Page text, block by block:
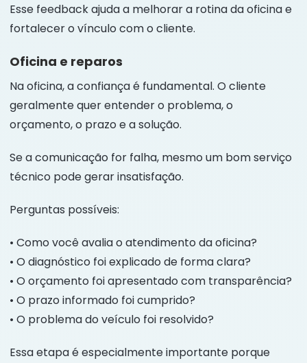
Esse feedback ajuda a melhorar a rotina da oficina e
fortalecer o vínculo com o cliente.
Oficina e reparos
Na oficina, a confiança é fundamental. O cliente
geralmente quer entender o problema, o
orçamento, o prazo e a solução.
Se a comunicação for falha, mesmo um bom serviço
técnico pode gerar insatisfação.
Perguntas possíveis:
• Como você avalia o atendimento da oficina?
• O diagnóstico foi explicado de forma clara?
• O orçamento foi apresentado com transparência?
• O prazo informado foi cumprido?
• O problema do veículo foi resolvido?
Essa etapa é especialmente importante porque